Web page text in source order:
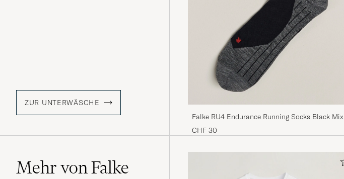
ZUR UNTERWÄSCHE
Falke RU4 Endurance Running Socks Black Mix
CHF 30
Mehr von Falke